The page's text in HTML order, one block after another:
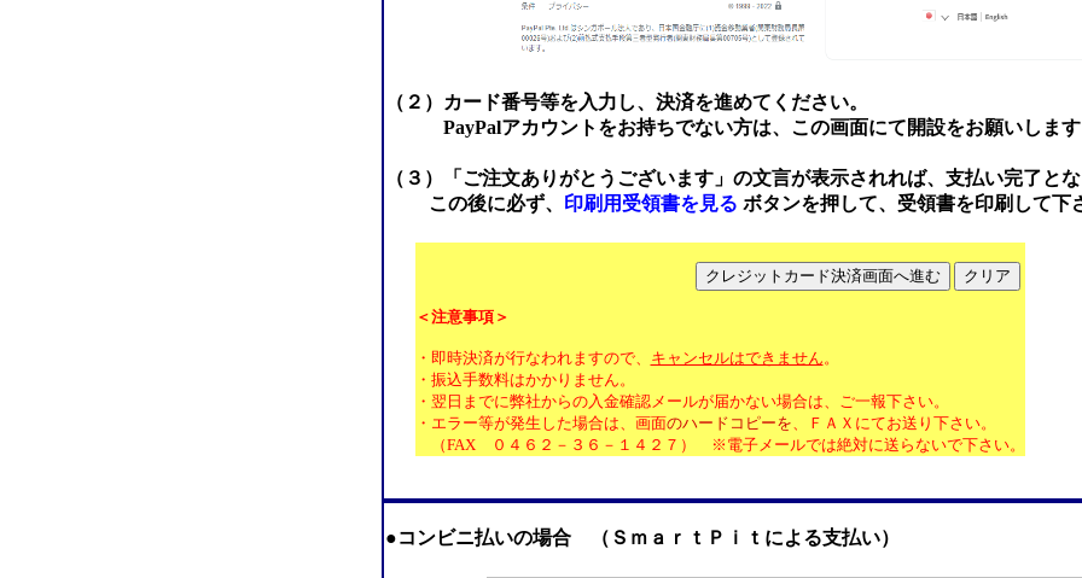
（２）カード番号等を入力し、決済を進めてください。
PayPalアカウントをお持ちでない方は、この画面にて開設をお願いしま
（３）「ご注文ありがとうございます」の文言が表示されれば、支払い完了と
この後に必ず、 印刷用受領書を見る ボタンを押して、受領書を印刷して下
＜注意事項＞
・即時決済が行なわれますので、 キャンセルはできません。
・振込手数料はかかりません。
・翌日までに弊社からの入金確認メールが届かない場合は、ご一報下さい。
・ エラー等が発生した場合は、画面のハードコピーを、ＦＡＸにてお送り下さい。
（FAX ０４６２－３６－１４２７） ※電子メールでは絶対に送らないで下さい。
●コンビニ払いの場合 （ＳｍａｒｔＰｉｔによる支払い）